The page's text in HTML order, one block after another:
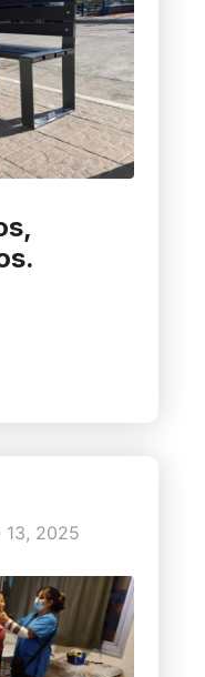
13, 2025